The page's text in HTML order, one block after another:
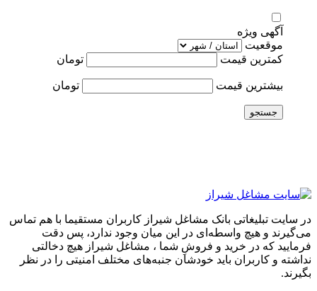
آگهی ویژه
موقعیت
کمترین قیمت
تومان
بیشترین قیمت تومان
جستجو
در سایت تبلیغاتی بانک مشاغل شیراز کاربران مستقیما با هم تماس
می‌گیرند و هیچ واسطه‌ای در این میان وجود ندارد، پس دقت
فرمایید که در خرید و فروشِ شما ، مشاغل شیراز هیچ دخالتی
نداشته و کاربران باید خودشان جنبه‌های مختلف امنیتی را در نظر
بگیرند.